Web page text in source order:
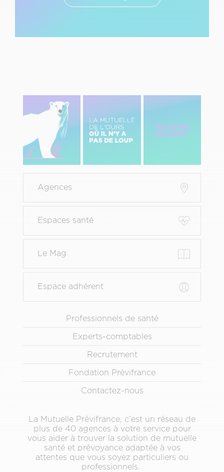
gauche
Pied
page
principal
Agences
Espaces santé
Le Mag
Espace adhérent
Professionnels de santé
Experts-comptables
Recrutement
Fondation Prévifrance
Contactez-nous
La Mutuelle Prévifrance, c’est un réseau de
plus de 40 agences à votre service pour
vous aider à trouver la solution de mutuelle
santé et prévoyance adaptée à vos
attentes que vous soyez particuliers ou
professionnels.